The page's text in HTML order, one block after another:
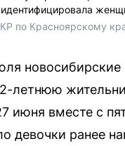
идентифицировала
по Красноярскому
новосибирские
летнюю
июня вместе с
девочки ранее